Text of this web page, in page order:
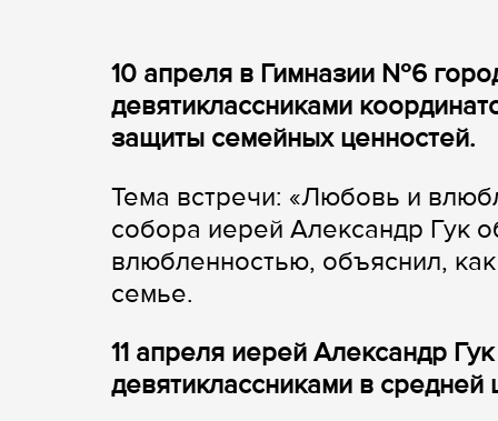
10 апреля в Гимназии №6
девятиклассниками
защиты семейных ценностей.
Тема встречи: «Любовь и
собора иерей Александр Гук
влюбленностью, объяснил,
семье.
11 апреля иерей Александр
девятиклассниками в